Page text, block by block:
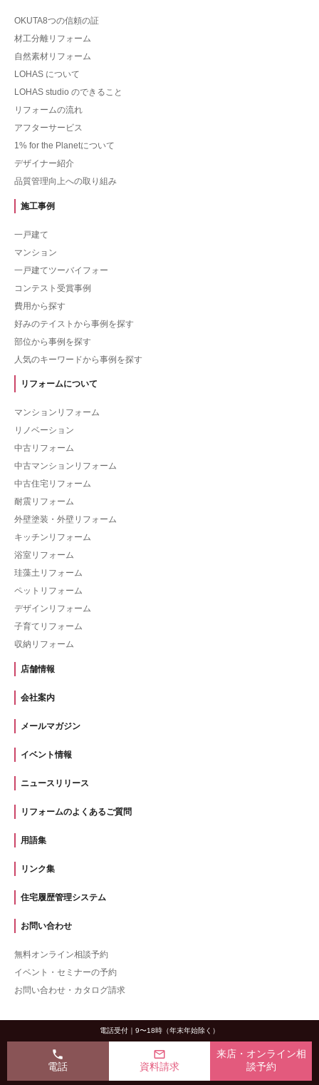
OKUTA8つの信頼の証
材工分離リフォーム
自然素材リフォーム
LOHAS について
LOHAS studio のできること
リフォームの流れ
アフターサービス
1% for the Planetについて
デザイナー紹介
品質管理向上への取り組み
施工事例
一戸建て
マンション
一戸建てツーバイフォー
コンテスト受賞事例
費用から探す
好みのテイストから事例を探す
部位から事例を探す
人気のキーワードから事例を探す
リフォームについて
マンションリフォーム
リノベーション
中古リフォーム
中古マンションリフォーム
中古住宅リフォーム
耐震リフォーム
外壁塗装・外壁リフォーム
キッチンリフォーム
浴室リフォーム
珪藻土リフォーム
ペットリフォーム
デザインリフォーム
子育てリフォーム
収納リフォーム
店舗情報
会社案内
メールマガジン
イベント情報
ニュースリリース
リフォームのよくあるご質問
用語集
リンク集
住宅履歴管理システム
お問い合わせ
無料オンライン相談予約
イベント・セミナーの予約
お問い合わせ・カタログ請求
電話受付｜9〜18時（年末年始除く）
phone
電話
mail_outline
資料請求
来店・オンライン相
談予約